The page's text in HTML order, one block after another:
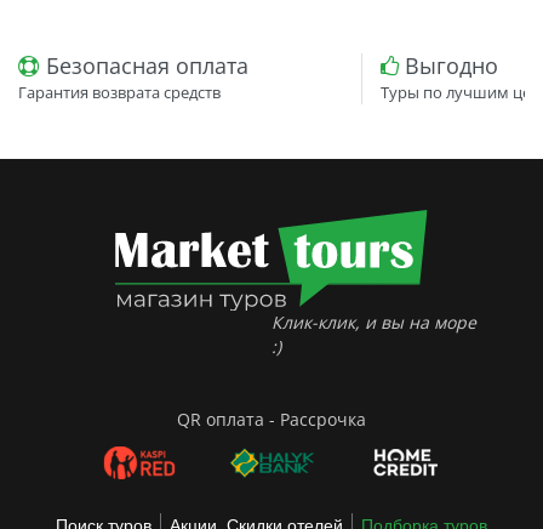
Безопасная оплата
Гарантия возврата средств
Выгодно
Туры по лучшим
Клик-клик, и вы на море
:)
QR оплата - Рассрочка